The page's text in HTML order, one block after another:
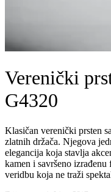
Verenički
G4320
Klasičan verenički prsten
zlatnih držača. Njegova
elegancija koja stavlja
kamen i savršeno izrađenu
veridbu koja ne traži